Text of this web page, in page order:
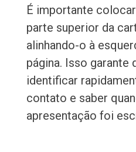
É importante
parte superior da
alinhando-o à
página. Isso garante
identificar
contato e saber
apresentação foi